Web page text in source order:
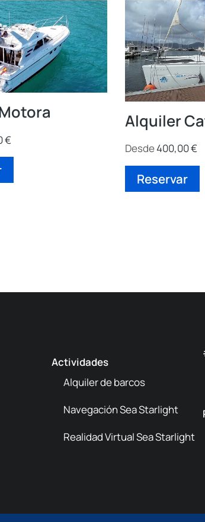
€
Alquiler
Desde400,00€
Reservar
Actividades
Alquiler de barcos
Navegación Sea Starlight
Realidad Virtual Sea Starlight